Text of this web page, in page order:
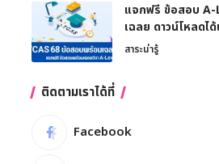
แจกฟรี ข้อสอบ
เฉลย ดาวน์โหลดได้
สาระน่ารู้
ติดตามเราได้ที่
Facebook